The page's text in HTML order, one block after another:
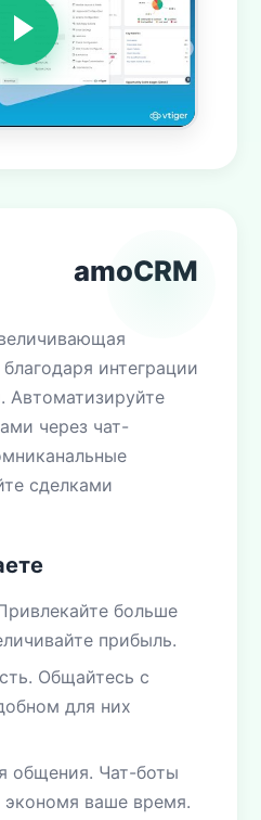
amoCRM
интеграции
Автоматизируйте
через чат-
сделками
больше
прибыль.
Общайтесь с
для них
общения. Чат-боты
экономя ваше время.